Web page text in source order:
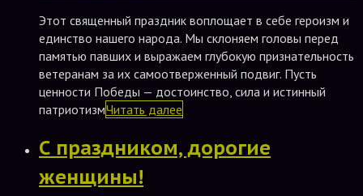
Этот священный праздник воплощает в себе героизм и
единство нашего народа. Мы склоняем головы перед
памятью павших и выражаем глубокую признательность
ветеранам за их самоотверженный подвиг. Пусть
ценности Победы — достоинство, сила и истинный
патриотизмЧитать далее
С праздником, дорогие
женщины!